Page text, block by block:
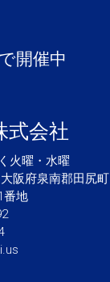
開催中
式会社
火曜・水曜
大阪府泉南郡田尻町
番地